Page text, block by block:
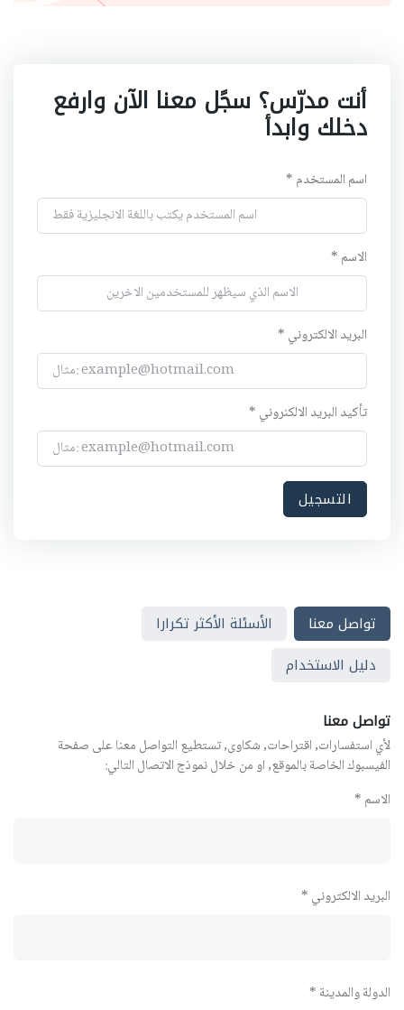
أنت مدرّس؟ سجًل معنا الآن وارفع
دخلك وابدأ
اسم المستخدم *
الاسم *
البريد الالكتروني *
تأكيد البريد الالكنروني *
تواصل معنا
الأسئلة الأكثر تكرارا
دليل الاستخدام
تواصل معنا
لأي استفسارات, اقتراحات, شكاوى, تستطيع التواصل معنا على صفحة
الفيسبوك الخاصة بالموقع, او من خلال نموذج الاتصال التالي:
الاسم *
البريد الالكتروني *
الدولة والمدينة *